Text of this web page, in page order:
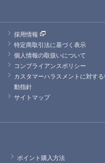
採用情報
特定商取引法に基づく表示
個人情報の取扱いについて
コンプライアンスポリシー
カスタマーハラスメントに対す
動指針
サイトマップ
ポイント購入方法